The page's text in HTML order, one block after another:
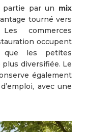
partie par un mix
tourné vers
commerces
occupent
que les petites
diversifiée. Le
également
avec une